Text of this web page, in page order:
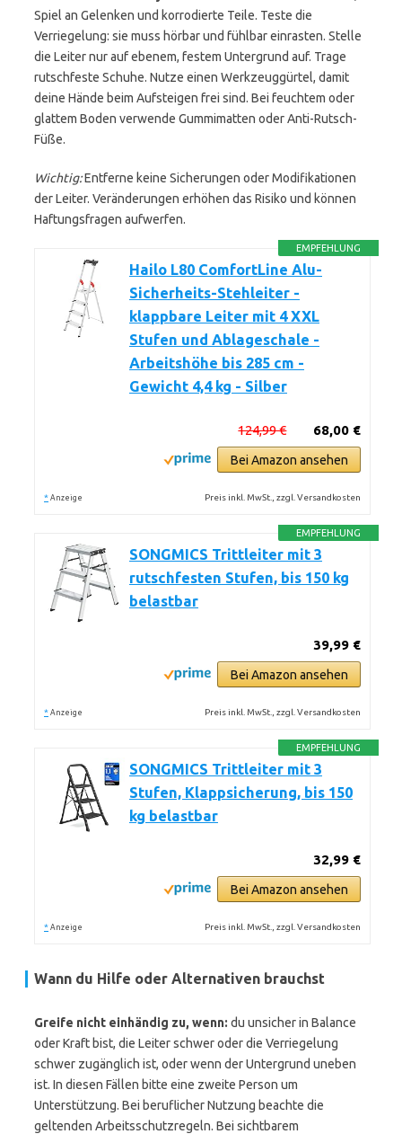
Spiel an Gelenken und korrodierte Teile. Teste die
Verriegelung: sie muss hörbar und fühlbar einrasten. Stelle
die Leiter nur auf ebenem, festem Untergrund auf. Trage
rutschfeste Schuhe. Nutze einen Werkzeuggürtel, damit
deine Hände beim Aufsteigen frei sind. Bei feuchtem oder
glattem Boden verwende Gummimatten oder Anti-Rutsch-
Füße.
Wichtig:Entferne keine Sicherungen oder Modifikationen
der Leiter. Veränderungen erhöhen das Risiko und können
Haftungsfragen aufwerfen.
EMPFEHLUNG
Hailo L80 ComfortLine Alu-
Sicherheits-Stehleiter -
klappbare Leiter mit 4 XXL
Stufen und Ablageschale -
Arbeitshöhe bis 285 cm -
Gewicht 4,4 kg - Silber
68,00 €
124,99 €
Bei Amazon ansehen
* Anzeige Preis inkl. MwSt., zzgl. Versandkosten
EMPFEHLUNG
SONGMICS Trittleiter mit 3
rutschfesten Stufen, bis 150 kg
belastbar
39,99 €
Bei Amazon ansehen
* Anzeige Preis inkl. MwSt., zzgl. Versandkosten
EMPFEHLUNG
SONGMICS Trittleiter mit 3
Stufen, Klappsicherung, bis 150
kg belastbar
32,99 €
Bei Amazon ansehen
* Anzeige Preis inkl. MwSt., zzgl. Versandkosten
Wann du Hilfe oder Alternativen brauchst
Greife nicht einhändig zu, wenn: du unsicher in Balance
oder Kraft bist, die Leiter schwer oder die Verriegelung
schwer zugänglich ist, oder wenn der Untergrund uneben
ist. In diesen Fällen bitte eine zweite Person um
Unterstützung. Bei beruflicher Nutzung beachte die
geltenden Arbeitsschutzregeln. Bei sichtbarem